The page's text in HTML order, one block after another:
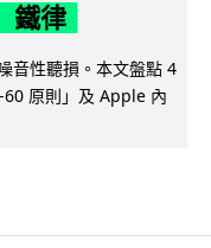
鐵律
音性聽損。本文盤點 4
原則」及 Apple 內